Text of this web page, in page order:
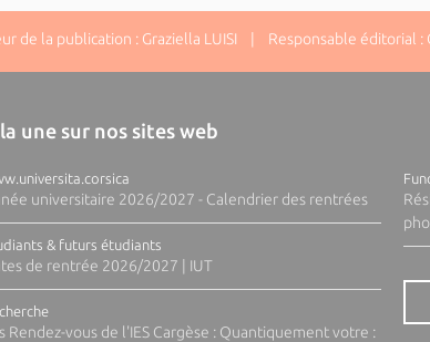
de la publication : Graziella LUISI | Responsable éditorial :
une sur nos sites web
universitaire 2026/2027 - Calendrier des rentrées
& futurs étudiants
de rentrée 2026/2027 | IUT
Rendez-vous de l'IES Cargèse : Quantiquement votre :